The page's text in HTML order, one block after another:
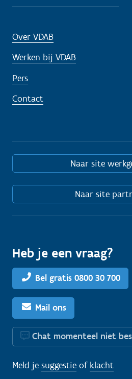
Over VDAB
Werken bij VDAB
Pers
Contact
Naar site
Naar site
Heb je een vraag?
Bel gratis 0800 30 700
Mail ons
Chat momenteel niet
Meld je suggestie of klacht